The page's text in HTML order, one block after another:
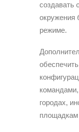
создавать
окружения
режиме.
городах,
площадкам